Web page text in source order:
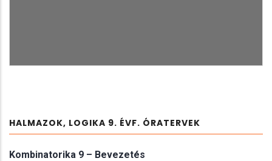
HALMAZOK, LOGIKA 9. ÉVF. ÓRATERVEK
Kombinatorika 9 – Bevezetés